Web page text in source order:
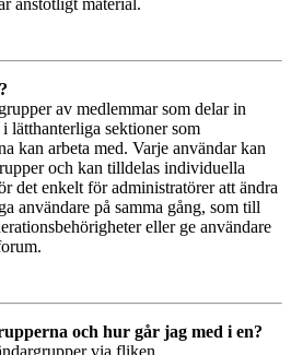
av medlemmar som delar in
lätthanterliga sektioner som
kan arbeta med. Varje användar kan
och kan tilldelas individuella
det enkelt för administratörer att ändra
användare på samma gång, som till
eller ge användare
och hur går jag med i en?
via fliken